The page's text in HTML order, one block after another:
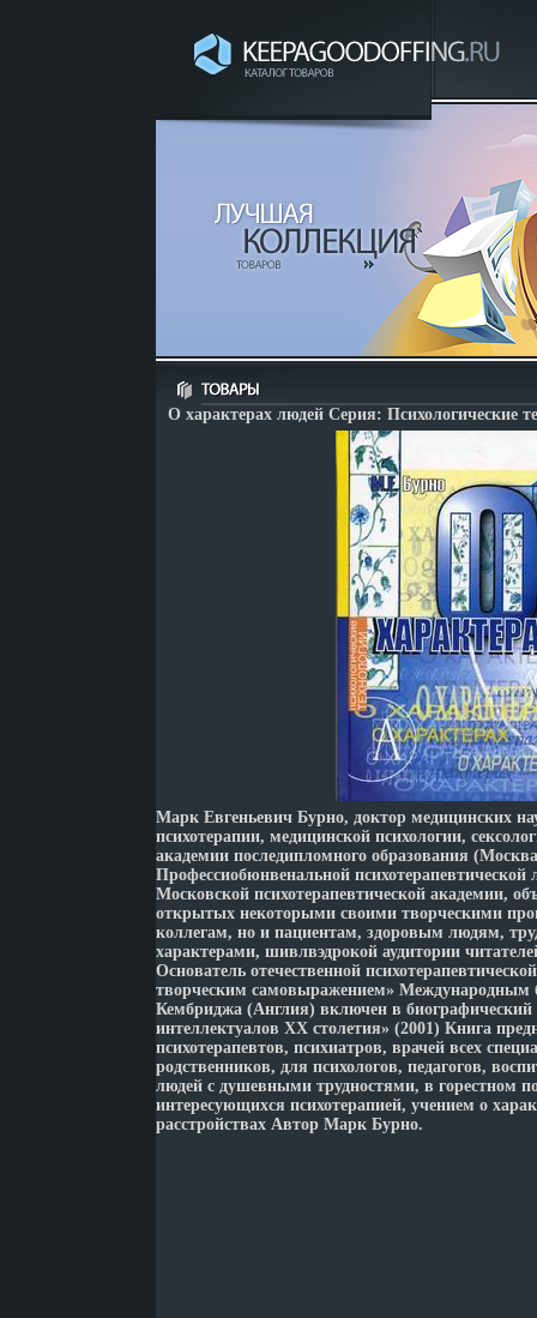
О характерах людей Серия: Психологические
Марк Евгеньевич Бурно, доктор медицинских
психотерапии, медицинской психологии,
академии последипломного образования
Профессиобюнвенальной психотерапевтической
Московской психотерапевтической академии,
открытых некоторыми своими творческими
коллегам, но и пациентам, здоровым людям,
характерами, шивлвэдрокой аудитории
Основатель отечественной
творческим самовыражением» Международным
Кембриджа (Англия) включен в
интеллектуалов XX столетия» (2001) Книга
психотерапевтов, психиатров, врачей всех
родственников, для психологов, педагогов,
людей с душевными трудностями, в горестном
интересующихся психотерапией, учением о
расстройствах Автор Марк Бурно.